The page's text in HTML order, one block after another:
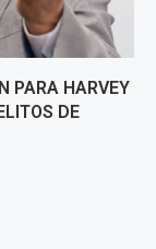
PARA HARVEY
DE